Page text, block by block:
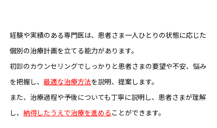
経験や実績のある専門医は、患者さま一人ひとりの状態に応じた
個別の治療計画を立てる能力があります。
初診のカウンセリングでしっかりと患者さまの要望や不安、悩み
を把握し、 最適な治療方法を説明、提案します。
また、治療過程や予後についても丁寧に説明し、患者さまが理解
し、 納得したうえで治療を進める ことができます。